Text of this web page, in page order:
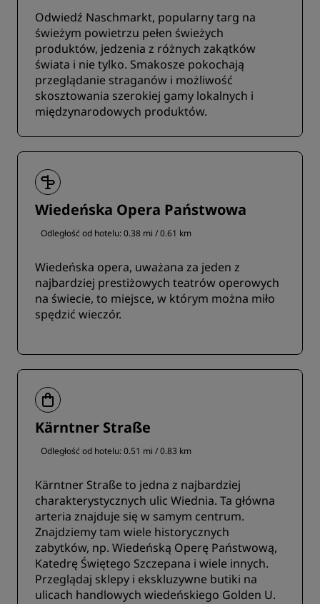
Odwiedź Naschmarkt, popularny targ na
świeżym powietrzu pełen świeżych
produktów, jedzenia z różnych zakątków
świata i nie tylko. Smakosze pokochają
przeglądanie straganów i możliwość
skosztowania szerokiej gamy lokalnych i
międzynarodowych produktów.
Wiedeńska Opera Państwowa
Odległość od hotelu: 0.38 mi / 0.61 km
Wiedeńska opera, uważana za jeden z
najbardziej prestiżowych teatrów operowych
na świecie, to miejsce, w którym można miło
spędzić wieczór.
Kärntner Straße
Odległość od hotelu: 0.51 mi / 0.83 km
Kärntner Straße to jedna z najbardziej
charakterystycznych ulic Wiednia. Ta główna
arteria znajduje się w samym centrum.
Znajdziemy tam wiele historycznych
zabytków, np. Wiedeńską Operę Państwową,
Katedrę Świętego Szczepana i wiele innych.
Przeglądaj sklepy i ekskluzywne butiki na
ulicach handlowych wiedeńskiego Golden U.